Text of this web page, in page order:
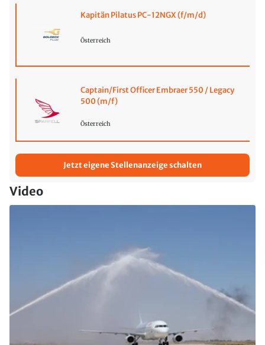
Kapitän Pilatus PC-12NGX (f/m/d)
Österreich
Captain/First Officer Embraer 550 / Legacy
500 (m/f)
Österreich
Jetzt eigene Stellenanzeige schalten
Video